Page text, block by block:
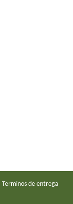
Terminos de entrega